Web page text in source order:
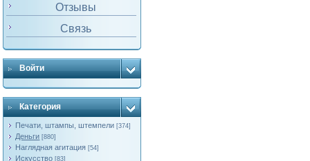
Отзывы
Связь
Войти
Категория
Печати, штампы, штемпели [374]
Деньги [880]
Наглядная агитация [54]
Искусство [83]